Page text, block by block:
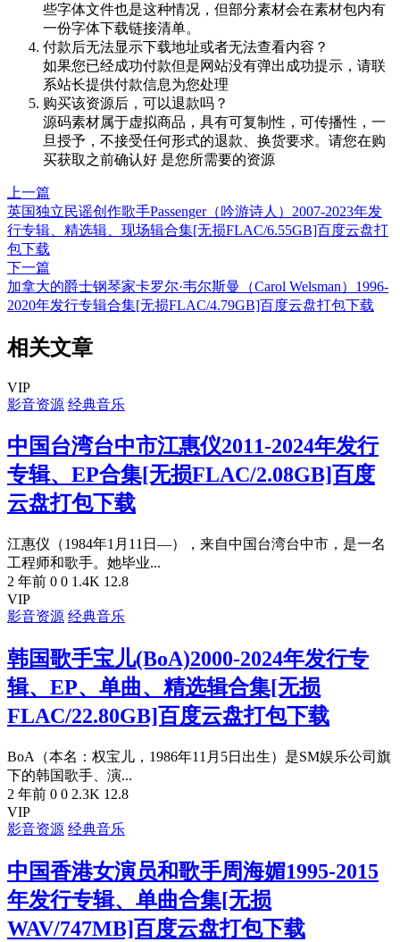
些字体文件也是这种情况，但部分素材会在素材包内有
一份字体下载链接清单。
付款后无法显示下载地址或者无法查看内容？
如果您已经成功付款但是网站没有弹出成功提示，请联
系站长提供付款信息为您处理
购买该资源后，可以退款吗？
源码素材属于虚拟商品，具有可复制性，可传播性，一
旦授予，不接受任何形式的退款、换货要求。请您在购
买获取之前确认好 是您所需要的资源
上一篇
英国独立民谣创作歌手Passenger（吟游诗人）2007-2023年发
行专辑、精选辑、现场辑合集[无损FLAC/6.55GB]百度云盘打
包下载
下一篇
加拿大的爵士钢琴家卡罗尔·韦尔斯曼（Carol Welsman）1996-
2020年发行专辑合集[无损FLAC/4.79GB]百度云盘打包下载
相关文章
VIP
影音资源 经典音乐
中国台湾台中市江惠仪2011-2024年发行
专辑、EP合集[无损FLAC/2.08GB]百度
云盘打包下载
江惠仪（1984年1月11日—），来自中国台湾台中市，是一名
工程师和歌手。她毕业...
2 年前 0 0 1.4K 12.8
VIP
影音资源 经典音乐
韩国歌手宝儿(BoA)2000-2024年发行专
辑、EP、单曲、精选辑合集[无损
FLAC/22.80GB]百度云盘打包下载
BoA（本名：权宝儿，1986年11月5日出生）是SM娱乐公司旗
下的韩国歌手、演...
2 年前 0 0 2.3K 12.8
VIP
影音资源 经典音乐
中国香港女演员和歌手周海媚1995-2015
年发行专辑、单曲合集[无损
WAV/747MB]百度云盘打包下载